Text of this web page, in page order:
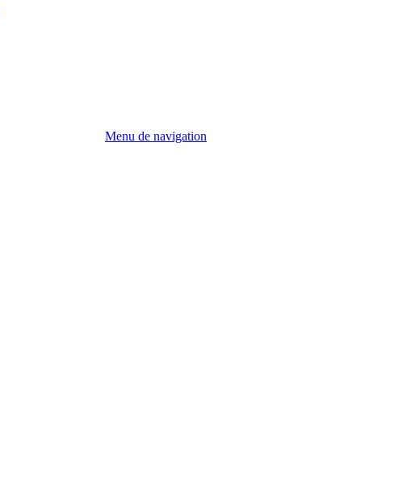
Menu de navigation